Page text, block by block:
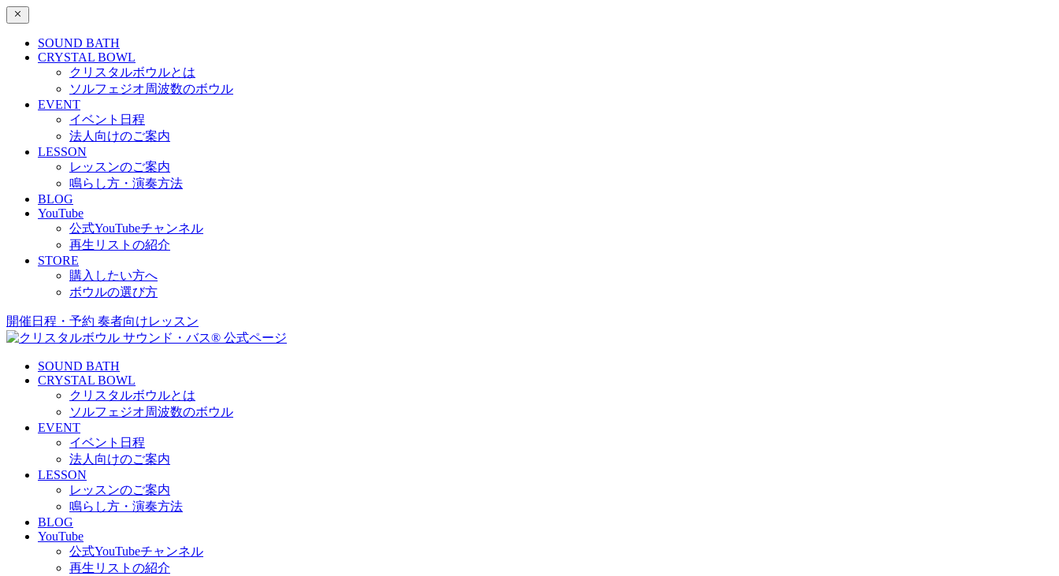
SOUND BATH
CRYSTAL BOWL
クリスタルボウルとは
ソルフェジオ周波数のボウル
EVENT
イベント日程
法人向けのご案内
LESSON
レッスンのご案内
鳴らし方・演奏方法
BLOG
YouTube
公式YouTubeチャンネル
再生リストの紹介
STORE
購入したい方へ
ボウルの選び方
開催日程・予約 奏者向けレッスン
SOUND BATH
CRYSTAL BOWL
クリスタルボウルとは
ソルフェジオ周波数のボウル
EVENT
イベント日程
法人向けのご案内
LESSON
レッスンのご案内
鳴らし方・演奏方法
BLOG
YouTube
公式YouTubeチャンネル
再生リストの紹介